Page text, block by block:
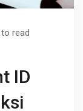
read
ID